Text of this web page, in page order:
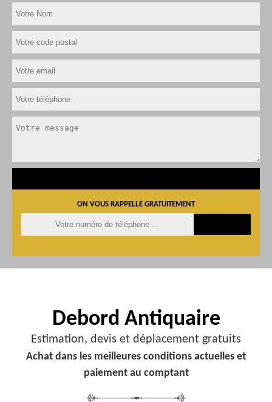
ON VOUS RAPPELLE GRATUITEMENT
Debord Antiquaire
Estimation, devis et déplacement gratuits
Achat dans les meilleures conditions actuelles et
paiement au comptant